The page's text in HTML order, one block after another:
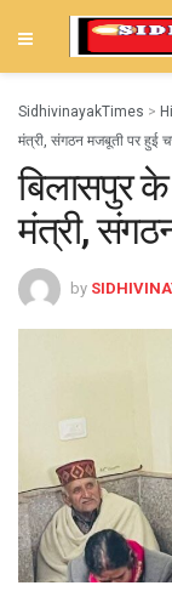
SidhivinayakTimes >
मंत्री, संगठन मजबूती पर हुई
बिलासपुर
मंत्री,
by